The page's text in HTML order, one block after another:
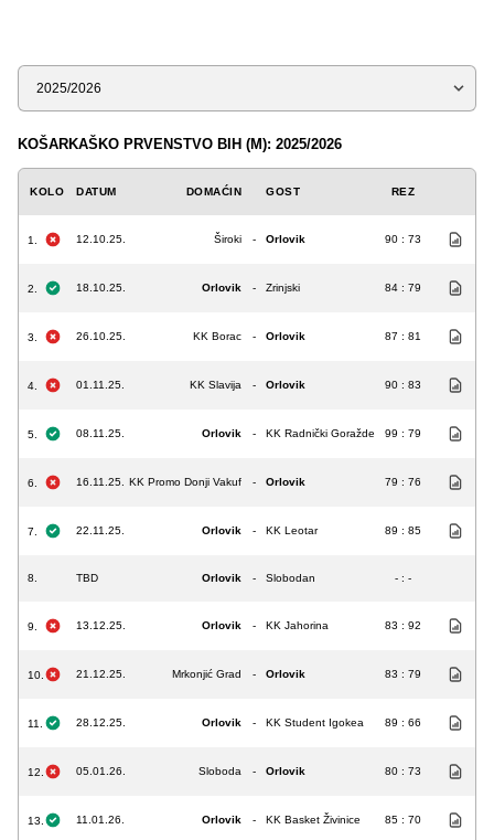
Sezona
KOŠARKAŠKO PRVENSTVO BIH (M): 2025/2026
KOLO DATUM DOMAĆIN GOST REZ
1. 12.10.25. Široki - Orlovik 90 : 73
2. 18.10.25. Orlovik - Zrinjski 84 : 79
3. 26.10.25. KK Borac - Orlovik 87 : 81
4. 01.11.25. KK Slavija - Orlovik 90 : 83
5. 08.11.25. Orlovik - KK Radnički Goražde 99 : 79
6. 16.11.25. KK Promo Donji Vakuf - Orlovik 79 : 76
7. 22.11.25. Orlovik - KK Leotar 89 : 85
8. TBD Orlovik - Slobodan - : -
9. 13.12.25. Orlovik - KK Jahorina 83 : 92
10. 21.12.25. Mrkonjić Grad - Orlovik 83 : 79
11. 28.12.25. Orlovik - KK Student Igokea 89 : 66
12. 05.01.26. Sloboda - Orlovik 80 : 73
13. 11.01.26. Orlovik - KK Basket Živinice 85 : 70